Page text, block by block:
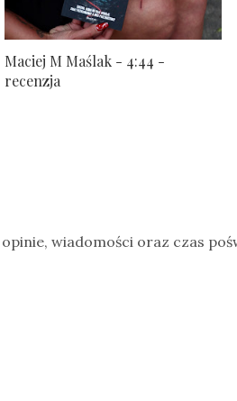
Maciej M Maślak - 4:44 -
recenzja
wiadomości oraz czas